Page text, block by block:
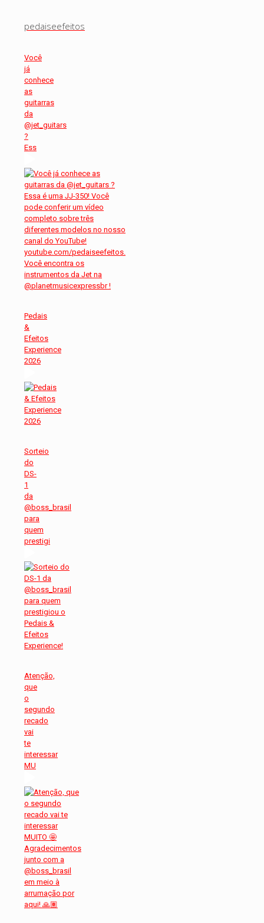
pedaiseefeitos
Você
já
conhece
as
guitarras
da
@jet_guitars
?
Ess
Pedais
&
Efeitos
Experience
2026
Sorteio
do
DS-
1
da
@boss_brasil
para
quem
prestigi
Atenção,
que
o
segundo
recado
vai
te
interessar
MU